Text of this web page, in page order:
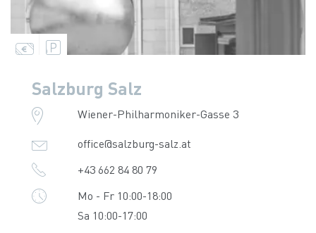
Salzburg Salz
Wiener-Philharmoniker-Gasse 3
office@salzburg-salz.at
+43 662 84 80 79
Mo - Fr 10:00-18:00
Sa 10:00-17:00